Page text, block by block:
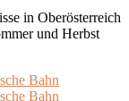
in Oberösterreich
und Herbst